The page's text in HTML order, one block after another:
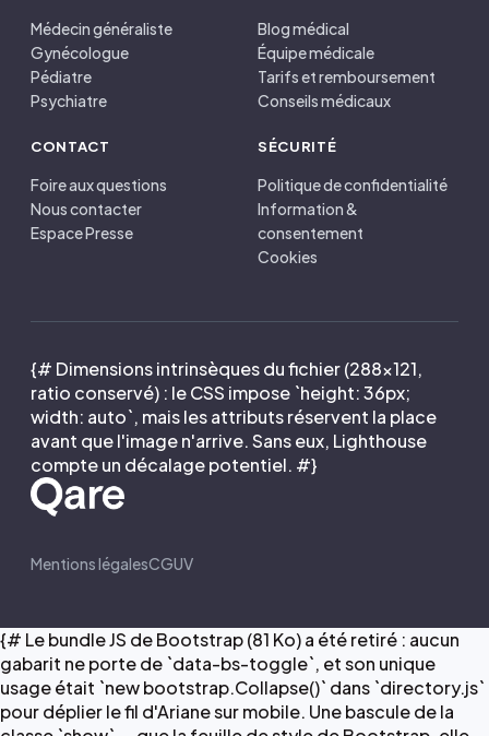
Médecin généraliste
Gynécologue
Pédiatre
Psychiatre
Blog médical
Équipe médicale
Tarifs et remboursement
Conseils médicaux
CONTACT
Foire aux questions
Nous contacter
Espace Presse
SÉCURITÉ
Politique de confidentialité
Information &
consentement
Cookies
{# Dimensions intrinsèques du fichier (288×121,
ratio conservé) : le CSS impose `height: 36px;
width: auto`, mais les attributs réservent la place
avant que l'image n'arrive. Sans eux, Lighthouse
compte un décalage potentiel. #}
Mentions légalesCGUV
{# Le bundle JS de Bootstrap (81 Ko) a été retiré : aucun
gabarit ne porte de `data-bs-toggle`, et son unique
usage était `new bootstrap.Collapse()` dans `directory.js`
pour déplier le fil d'Ariane sur mobile. Une bascule de la